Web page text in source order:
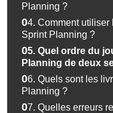
Planning ?
04. Comment utiliser
Sprint Planning ?
05. Quel ordre du
Planning de deux
06. Quels sont les
Planning ?
07. Quelles erreurs